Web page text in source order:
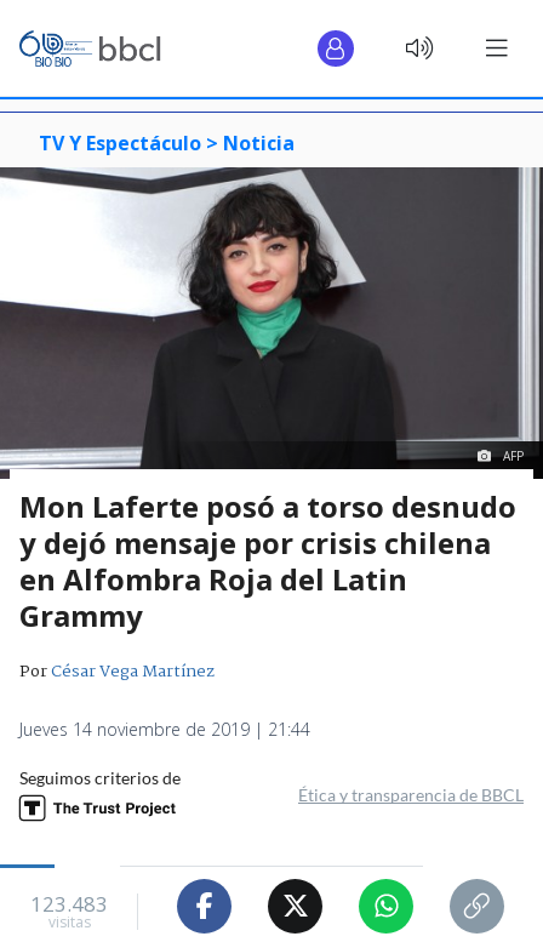
TV Y Espectáculo > Noticia
AFP
Mon Laferte posó a torso desnudo
y dejó mensaje por crisis chilena
en Alfombra Roja del Latin
Grammy
PorCésar Vega Martínez
Jueves 14 noviembre de 2019 | 21:44
Seguimos criterios de
Ética y transparencia de BBCL
123.483
visitas